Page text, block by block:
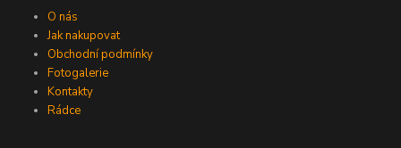
O nás
Jak nakupovat
Obchodní podmínky
Fotogalerie
Kontakty
Rádce